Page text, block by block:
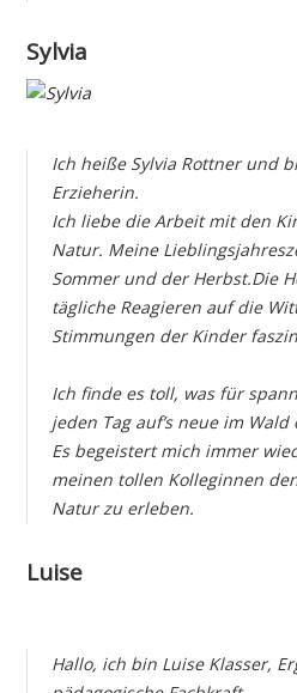
Sylvia
Ich heiße Sylvia Rottner und
Erzieherin.
Ich liebe die Arbeit mit den
Natur. Meine
Sommer und der Herbst.Die
tägliche Reagieren auf die
Stimmungen der Kinder
Ich finde es toll, was für
jeden Tag auf’s neue im Wald
Es begeistert mich immer
meinen tollen Kolleginnen
Natur zu erleben.
Luise
Hallo, ich bin Luise Klasser,